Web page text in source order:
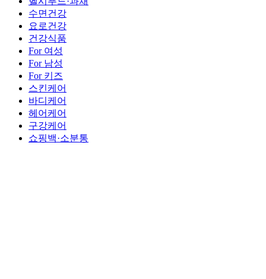
수면건강
요로건강
건강식품
For 여성
For 남성
For 키즈
스킨케어
바디케어
헤어케어
구강케어
쇼핑백·소분통